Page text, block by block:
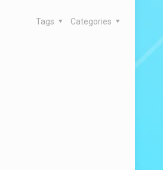
Categories
Tags